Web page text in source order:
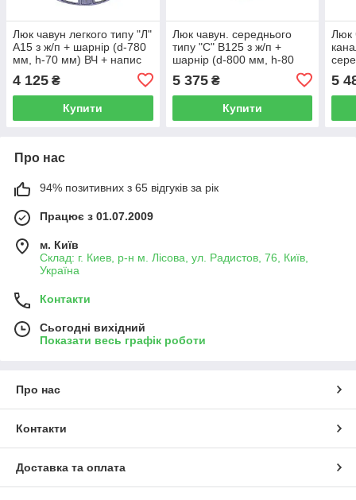
Люк чавун легкого типу "Л"
А15 з ж/п + шарнір (d-780
мм, h-70 мм) ВЧ + напис
4 125 ₴
Купити
Люк чавун. середнього
типу "С" В125 з ж/п +
шарнір (d-800 мм, h-80
мм) ВЧ + Київводоканал
(КТ-19)
5 375₴
Купити
Люк
h-
5
Про нас
94% позитивних з 65 відгуків за рік
Працює з 01.07.2009
м. Київ
Склад: г. Киев, р-н м. Лісова, ул. Радистов, 76, Київ,
Україна
Контакти
Сьогодні вихідний
Показати весь графік роботи
Про нас
Контакти
Доставка та оплата